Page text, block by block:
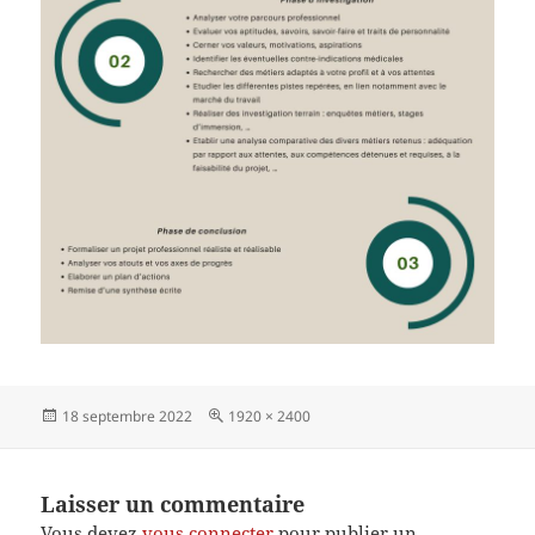
Publié
18 septembre 2022
Taille
1920 × 2400
Laisser un commentaire